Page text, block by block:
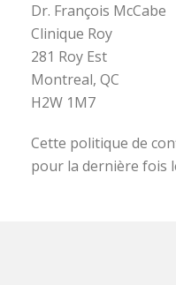
Dr. François McCabe
Clinique Roy
281 Roy Est
Montreal, QC
H2W 1M7
Cette politique de
pour la dernière fois